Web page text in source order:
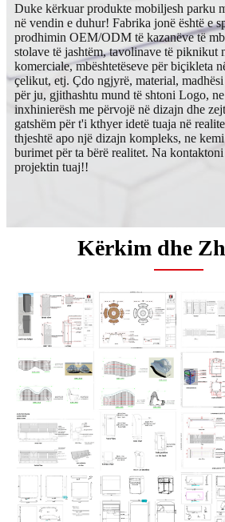
Duke kërkuar produkte mobiljesh parku
në vendin e duhur! Fabrika jonë është e
prodhimin OEM/ODM të kazanëve të
stolave ​​të jashtëm, tavolinave të piknikut
komerciale, mbështetëseve për biçikleta
çelikut, etj. Çdo ngjyrë, material,
për ju, gjithashtu mund të shtoni Logo,
inxhinierësh me përvojë në dizajn dhe
gatshëm për t'i kthyer idetë tuaja në
thjeshtë apo një dizajn kompleks, ne
burimet për ta bërë realitet. Na
projektin tuaj!!
Kërkim dhe